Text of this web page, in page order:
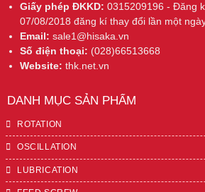
Giấy phép ĐKKD: 0315209196 - Đăng
07/08/2018 đăng kí thay đổi lần một
Email: sale1@hisaka.vn
Số điện thoại: (028)66513668
Website: thk.net.vn
DANH MỤC SẢN PHẨM
ROTATION
OSCILLATION
LUBRICATION